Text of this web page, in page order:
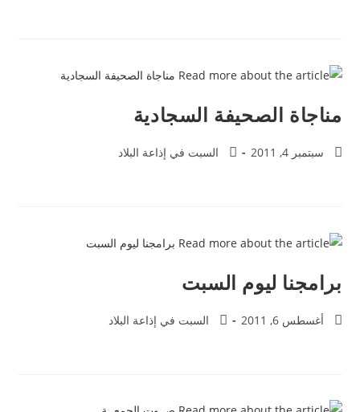
مناجاة الصحيفة السجادية
سبتمبر 4, 2011 السبت في إذاعة البلاد
برامجنا ليوم السبت
أغسطس 6, 2011 السبت في إذاعة البلاد